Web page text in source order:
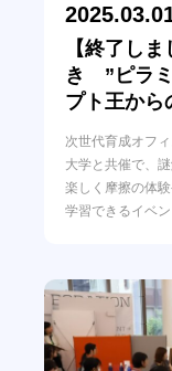
【終了し
き ”ピラ
プト王から
次世代育成オフ
大学と共催で、
楽しく摩擦の体
学習できるイベ